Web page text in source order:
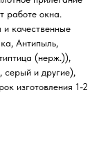
работе окна.
качественные
Антипыль,
(нерж.)),
серый и другие),
изготовления 1-2